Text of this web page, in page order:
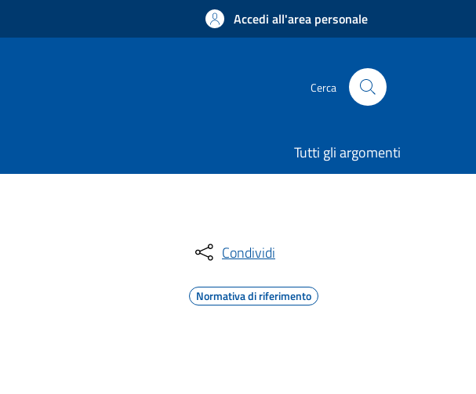
Accedi all'area personale
Cerca
Tutti gli argomenti
Condividi
Normativa di riferimento